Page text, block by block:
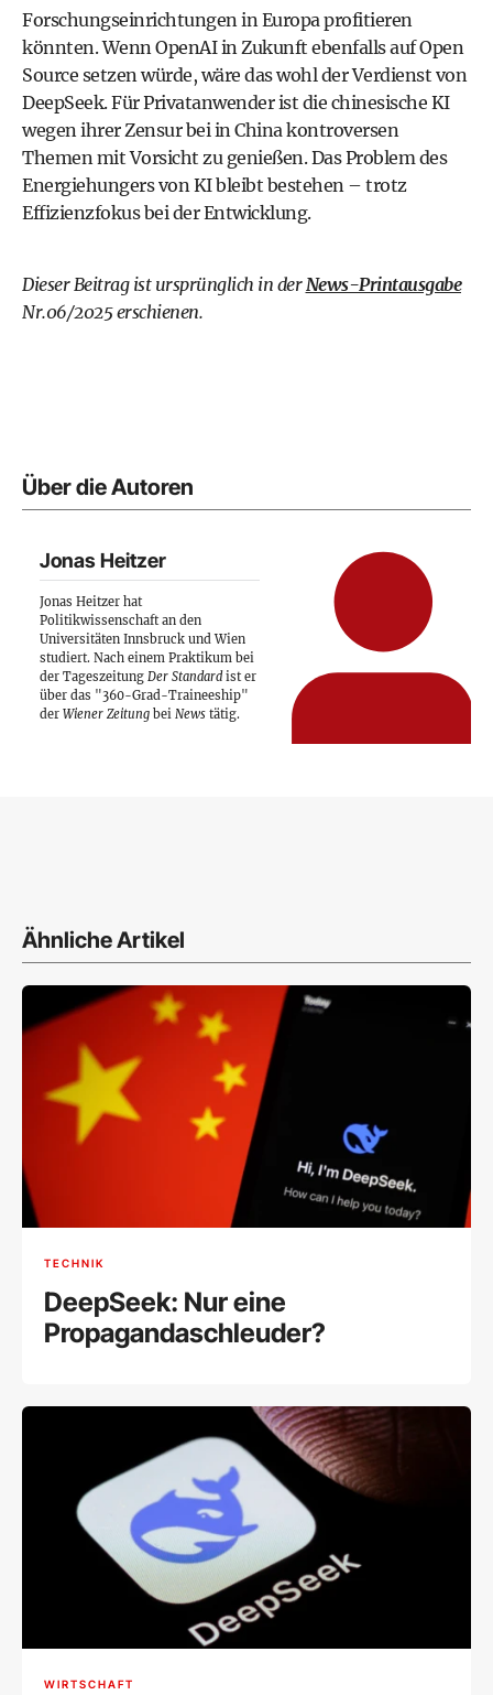
Forschungseinrichtungen in Europa profitieren
könnten. Wenn OpenAI in Zukunft ebenfalls auf Open
Source setzen würde, wäre das wohl der Verdienst von
DeepSeek. Für Privatanwender ist die chinesische KI
wegen ihrer Zensur bei in China kontroversen
Themen mit Vorsicht zu genießen. Das Problem des
Energiehungers von KI bleibt bestehen – trotz
Effizienzfokus bei der Entwicklung.
Dieser Beitrag ist ursprünglich in der News-Printausgabe
Nr.06/2025 erschienen.
Über die Autoren
Jonas Heitzer
Jonas Heitzer hat
Politikwissenschaft an den
Universitäten Innsbruck und Wien
studiert. Nach einem Praktikum bei
der Tageszeitung Der Standard ist er
über das "360-Grad-Traineeship"
der Wiener Zeitung bei News tätig.
Ähnliche Artikel
TECHNIK
DeepSeek: Nur eine
Propagandaschleuder?
WIRTSCHAFT